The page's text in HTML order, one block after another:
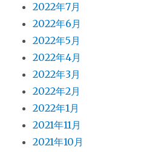
2022年7月
2022年6月
2022年5月
2022年4月
2022年3月
2022年2月
2022年1月
2021年11月
2021年10月